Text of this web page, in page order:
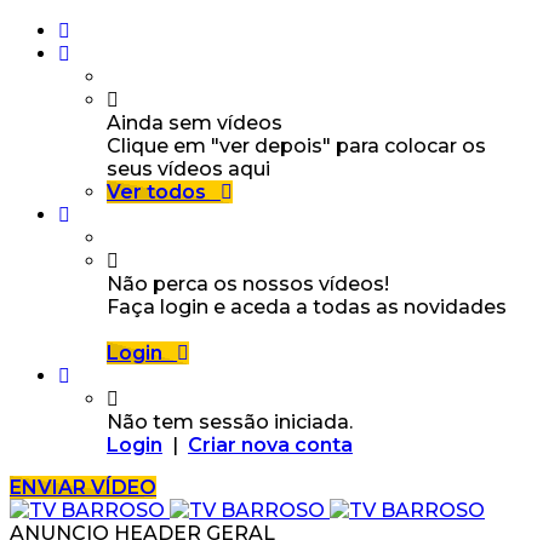
Ainda sem vídeos
Clique em "ver depois" para colocar os
seus vídeos aqui
Ver todos
Não perca os nossos vídeos!
Faça login e aceda a todas as novidades
Login
Não tem sessão iniciada.
Login | Criar nova conta
ENVIAR VÍDEO
ANUNCIO HEADER GERAL